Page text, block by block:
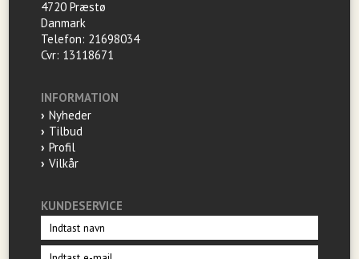
4720 Præstø
Danmark
Telefon: 21698034
Cvr: 13118671
INFORMATION
Nyheder
Tilbud
Profil
Vilkår
KUNDESERVICE